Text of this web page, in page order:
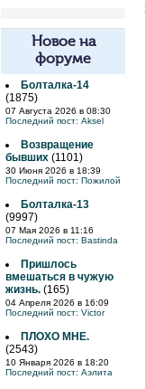
Новое на
форуме
Болталка-14
(1875)
07 Августа 2026 в 08:30
Последний пост: Aksel
Возвращение
бывших (1101)
30 Июня 2026 в 18:39
Последний пост: Пожилой
Болталка-13
(9997)
07 Мая 2026 в 11:16
Последний пост: Bastinda
Пришлось
вмешаться в чужую
жизнь. (165)
04 Апреля 2026 в 16:09
Последний пост: Victor
ПЛОХО МНЕ.
(2543)
10 Января 2026 в 18:20
Последний пост: Аэлита